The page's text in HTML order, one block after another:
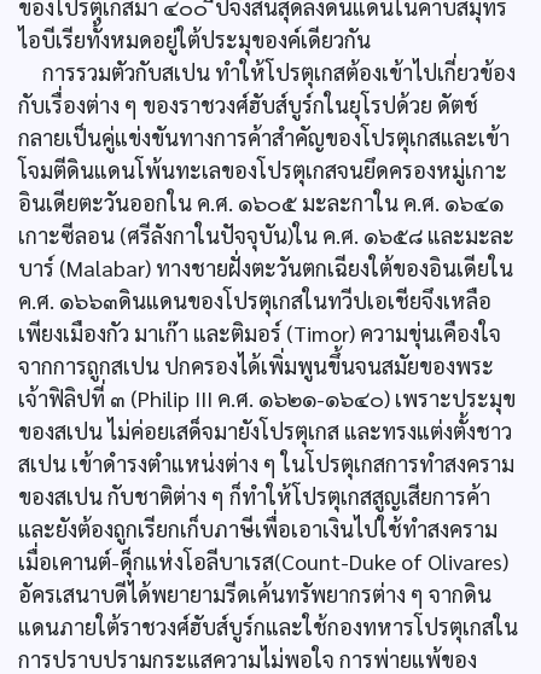
ของโปรตุเกสมา ๔๐๐ ีปจึงสิ้นสุดลงดินแดนในคาบสมุทร
ไอบีเรียทั้งหมดอยู่ใต้ประมุของค์เดียวกัน
การรวมตัวกับสเปน ทำให้โปรตุเกสต้องเข้าไปเกี่ยวข้อง
กับเรื่องต่าง ๆ ของราชวงศ์ฮับส์บูร์กในยุโรปด้วย ดัตช์
กลายเป็นคู่แข่งขันทางการค้าสำคัญของโปรตุเกสและเข้า
โจมตีดินแดนโพ้นทะเลของโปรตุเกสจนยึดครองหมู่เกาะ
อินเดียตะวันออกใน ค.ศ. ๑๖๐๕ มะละกาใน ค.ศ. ๑๖๔๑
เกาะซีลอน (ศรีลังกาในปัจจุบัน)ใน ค.ศ. ๑๖๕๘ และมะละ
บาร์ (Malabar) ทางชายฝั่งตะวันตกเฉียงใต้ของอินเดียใน
ค.ศ. ๑๖๖๓ดินแดนของโปรตุเกสในทวีปเอเชียจึงเหลือ
เพียงเมืองกัว มาเก๊า และติมอร์ (Timor) ความขุ่นเคืองใจ
จากการถูกสเปน ปกครองได้เพิ่มพูนขึ้นจนสมัยของพระ
เจ้าฟิลิปที่ ๓ (Philip III ค.ศ. ๑๖๒๑-๑๖๔๐) เพราะประมุข
ของสเปน ไม่ค่อยเสด็จมายังโปรตุเกส และทรงแต่งตั้งชาว
สเปน เข้าดำรงตำแหน่งต่าง ๆ ในโปรตุเกสการทำสงคราม
ของสเปน กับชาติต่าง ๆ ก็ทำให้โปรตุเกสสูญเสียการค้า
และยังต้องถูกเรียกเก็บภาษีเพื่อเอาเงินไปใช้ทำสงคราม
เมื่อเคานต์-ดุ็กแห่งโอลีบาเรส(Count-Duke of Olivares)
อัครเสนาบดีได้พยายามรีดเค้นทรัพยากรต่าง ๆ จากดิน
แดนภายใต้ราชวงศ์ฮับส์บูร์กและใช้กองทหารโปรตุเกสใน
การปราบปรามกระแสความไม่พอใจ การพ่ายแพ้ของ